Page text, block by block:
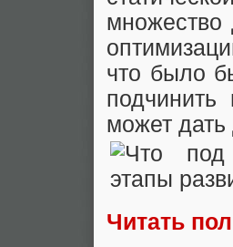
множество
что было
может
Читать